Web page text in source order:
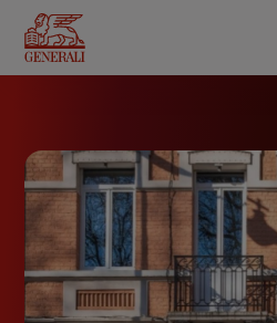
contenu
principal